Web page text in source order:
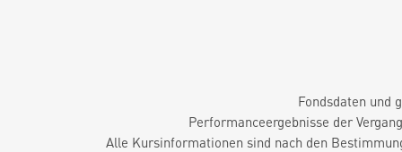
Fondsdaten und
Performanceergebnisse der
Alle Kursinformationen sind nach den